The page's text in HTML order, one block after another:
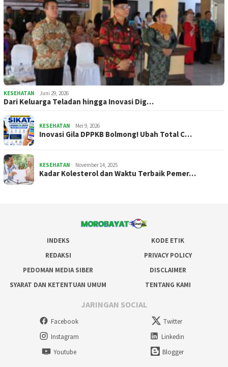
KESEHATAN Juni 29, 2026
Dari Keluarga Teladan hingga Inovasi Dig…
KESEHATAN Mei 9, 2026
Inovasi Gila DPPKB Bolmong! Ubah Total C…
KESEHATAN November 14, 2025
Kadar Kolesterol dan Waktu Terbaik Pemer…
INDEKS
KODE ETIK
REDAKSI
PRIVACY POLICY
PEDOMAN MEDIA SIBER
DISCLAIMER
SYARAT DAN KETENTUAN UMUM
TENTANG KAMI
JARINGAN SOCIAL
Facebook
Twitter
Instagram
Linkedin
Youtube
Blogger